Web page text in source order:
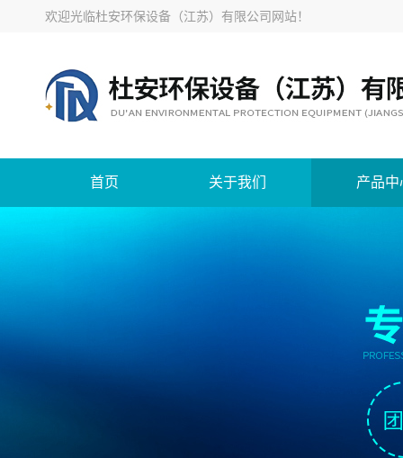
欢迎光临杜安环保设备（江苏）有限公司网站！
首页 关于我们 产品中